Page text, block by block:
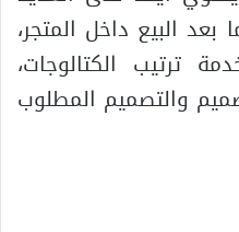
البيع داخل المتجر،
ترتيب الكتالوجات،
والتصميم المطلوب